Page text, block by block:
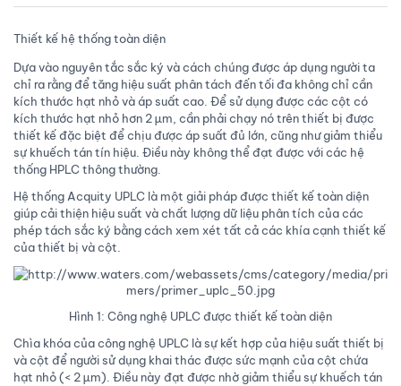
Thiết kế hệ thống toàn diện
Dựa vào nguyên tắc sắc ký và cách chúng được áp dụng người ta
chỉ ra rằng để tăng hiệu suất phân tách đến tối đa không chỉ cần
kích thước hạt nhỏ và áp suất cao. Để sử dụng được các cột có
kích thước hạt nhỏ hơn 2 µm, cần phải chạy nó trên thiết bị được
thiết kế đặc biệt để chịu được áp suất đủ lớn, cũng như giảm thiểu
sự khuếch tán tín hiệu. Điều này không thể đạt được với các hệ
thống HPLC thông thường.
Hệ thống Acquity UPLC là một giải pháp được thiết kế toàn diện
giúp cải thiện hiệu suất và chất lượng dữ liệu phân tích của các
phép tách sắc ký bằng cách xem xét tất cả các khía cạnh thiết kế
của thiết bị và cột.
Hình 1: Công nghệ UPLC được thiết kế toàn diện
Chìa khóa của công nghệ UPLC là sự kết hợp của hiệu suất thiết bị
và cột để người sử dụng khai thác được sức mạnh của cột chứa
hạt nhỏ (< 2 µm). Điều này đạt được nhờ giảm thiểu sự khuếch tán